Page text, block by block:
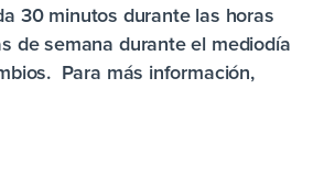
30 minutos durante las horas
de semana durante el mediodía
Para más información,